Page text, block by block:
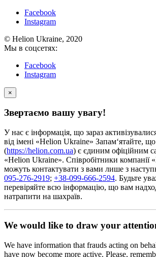
Facebook
Instagram
© Helion Ukraine, 2020
Мы в соцсетях:
Facebook
Instagram
×
Звертаємо вашу увагу!
У нас є інформація, що зараз
від імені «Helion Ukraine» Запам‘ятайте,
(https://helion.com.ua) є єдиним офіційним
«Helion Ukraine». Співробітники компанії
можуть контактувати з вами лише з
095-276-2919; +38-099-666-2594. Будьте
перевіряйте всю інформацію, що вам
натрапити на шахраїв.
We would like to draw your
We have information that frauds acting on
have now become more active. Please,